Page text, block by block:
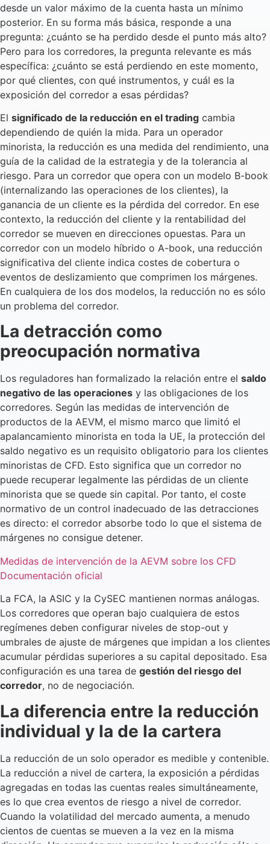
desde un valor máximo de la cuenta hasta un mínimo
posterior. En su forma más básica, responde a una
pregunta: ¿cuánto se ha perdido desde el punto más alto?
Pero para los corredores, la pregunta relevante es más
específica: ¿cuánto se está perdiendo en este momento,
por qué clientes, con qué instrumentos, y cuál es la
exposición del corredor a esas pérdidas?
El significado de la reducción en el trading cambia
dependiendo de quién la mida. Para un operador
minorista, la reducción es una medida del rendimiento, una
guía de la calidad de la estrategia y de la tolerancia al
riesgo. Para un corredor que opera con un modelo B-book
(internalizando las operaciones de los clientes), la
ganancia de un cliente es la pérdida del corredor. En ese
contexto, la reducción del cliente y la rentabilidad del
corredor se mueven en direcciones opuestas. Para un
corredor con un modelo híbrido o A-book, una reducción
significativa del cliente indica costes de cobertura o
eventos de deslizamiento que comprimen los márgenes.
En cualquiera de los dos modelos, la reducción no es sólo
un problema del corredor.
La detracción como
preocupación normativa
Los reguladores han formalizado la relación entre el saldo
negativo de las operaciones y las obligaciones de los
corredores. Según las medidas de intervención de
productos de la AEVM, el mismo marco que limitó el
apalancamiento minorista en toda la UE, la protección del
saldo negativo es un requisito obligatorio para los clientes
minoristas de CFD. Esto significa que un corredor no
puede recuperar legalmente las pérdidas de un cliente
minorista que se quede sin capital. Por tanto, el coste
normativo de un control inadecuado de las detracciones
es directo: el corredor absorbe todo lo que el sistema de
márgenes no consigue detener.
Medidas de intervención de la AEVM sobre los CFD
Documentación oficial
La FCA, la ASIC y la CySEC mantienen normas análogas.
Los corredores que operan bajo cualquiera de estos
regímenes deben configurar niveles de stop-out y
umbrales de ajuste de márgenes que impidan a los clientes
acumular pérdidas superiores a su capital depositado. Esa
configuración es una tarea de gestión del riesgo del
corredor, no de negociación.
La diferencia entre la reducción
individual y la de la cartera
La reducción de un solo operador es medible y contenible.
La reducción a nivel de cartera, la exposición a pérdidas
agregadas en todas las cuentas reales simultáneamente,
es lo que crea eventos de riesgo a nivel de corredor.
Cuando la volatilidad del mercado aumenta, a menudo
cientos de cuentas se mueven a la vez en la misma